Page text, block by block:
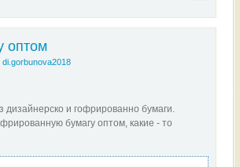
оптом
di.gorbunova2018
и гофрированно бумаги.
бумагу оптом, какие - то